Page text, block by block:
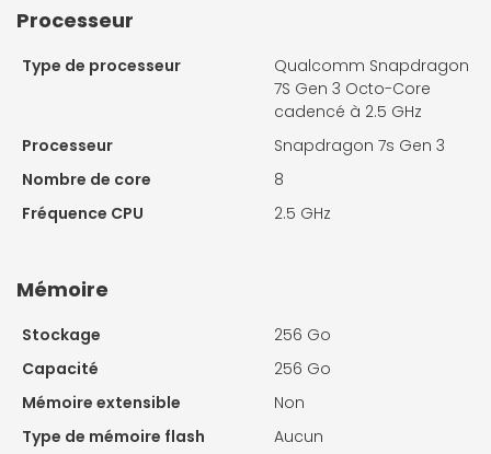
Processeur
Type de processeur
Qualcomm Snapdragon
7S Gen 3 Octo-Core
cadencé à 2.5 GHz
Processeur
Snapdragon 7s Gen 3
Nombre de core
8
Fréquence CPU
2.5 GHz
Mémoire
Stockage
256 Go
Capacité
256 Go
Mémoire extensible
Non
Type de mémoire flash
Aucun